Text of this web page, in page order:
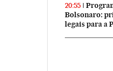
20:55
Bolsonaro:
legais para a